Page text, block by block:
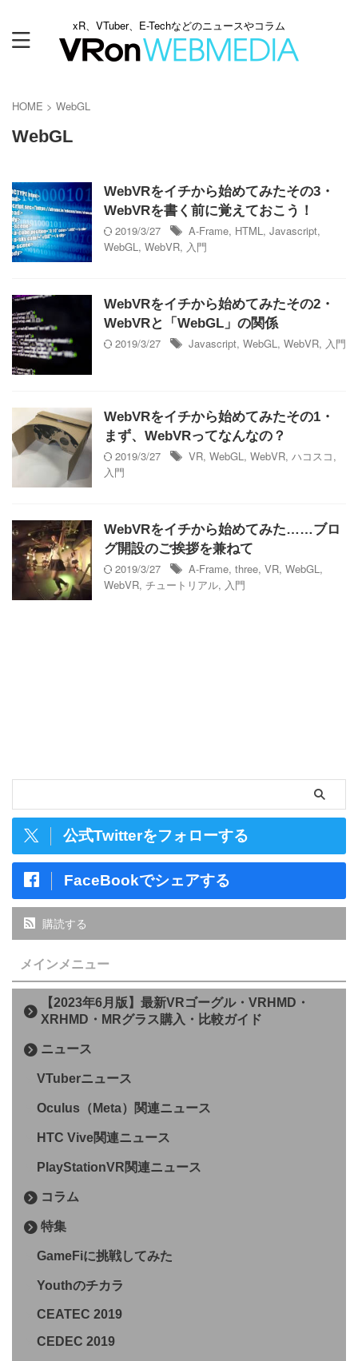
xR、VTuber、E-Techなどのニュースやコラム
HOME > WebGL
WebGL
WebVRをイチから始めてみたその3・
WebVRを書く前に覚えておこう！
2019/3/27
A-Frame, HTML, Javascript,
WebGL, WebVR, 入門
WebVRをイチから始めてみたその2・
WebVRと「WebGL」の関係
2019/3/27
Javascript, WebGL, WebVR, 入門
WebVRをイチから始めてみたその1・
まず、WebVRってなんなの？
2019/3/27
VR, WebGL, WebVR, ハコスコ,
入門
WebVRをイチから始めてみた……ブロ
グ開設のご挨拶を兼ねて
2019/3/27
A-Frame, three, VR, WebGL,
WebVR, チュートリアル, 入門
公式Twitterをフォローする
FaceBookでシェアする
購読する
メインメニュー
【2023年6月版】最新VRゴーグル・VRHMD・
XRHMD・MRグラス購入・比較ガイド
ニュース
VTuberニュース
Oculus（Meta）関連ニュース
HTC Vive関連ニュース
PlayStationVR関連ニュース
コラム
特集
GameFiに挑戦してみた
Youthのチカラ
CEATEC 2019
CEDEC 2019